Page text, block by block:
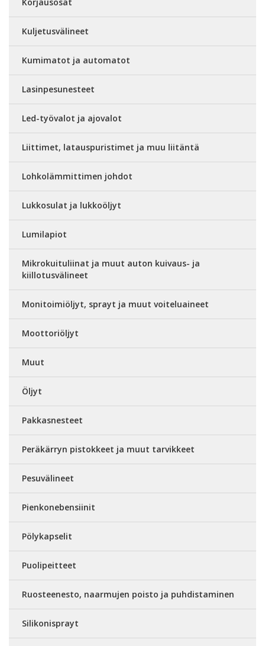
Kuljetusvälineet
Kumimatot ja automatot
Lasinpesunesteet
Led-työvalot ja ajovalot
Liittimet, latauspuristimet ja muu liitäntä
Lohkolämmittimen johdot
Lukkosulat ja lukkoöljyt
Lumilapiot
Mikrokuituliinat ja muut auton kuivaus- ja
kiillotusvälineet
Monitoimiöljyt, sprayt ja muut voiteluaineet
Moottoriöljyt
Muut
Öljyt
Pakkasnesteet
Peräkärryn pistokkeet ja muut tarvikkeet
Pesuvälineet
Pienkonebensiinit
Pölykapselit
Puolipeitteet
Ruosteenesto, naarmujen poisto ja puhdistaminen
Silikonisprayt